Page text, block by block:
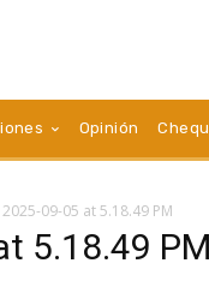
Opinión
09-05 at 5.18.49 PM
5.18.49 PM